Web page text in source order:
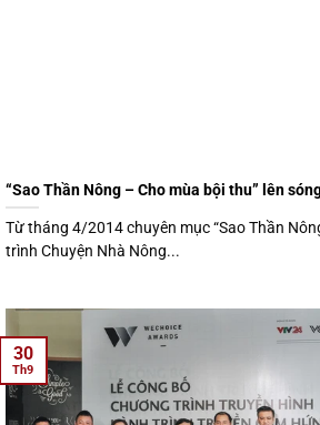
“Sao Thần Nông – Cho mùa bội thu” lên
Từ tháng 4/2014 chuyên mục “Sao Thần
trình Chuyện Nhà Nông...
30
Th9